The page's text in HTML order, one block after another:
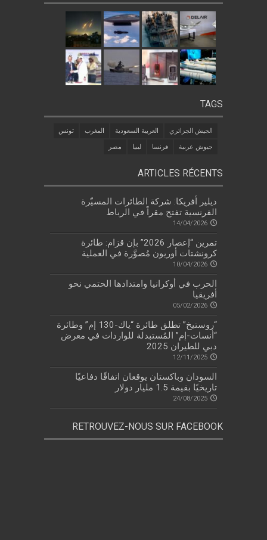
TAGS
الجيش الجزائري العربية السعودية المغرب تونس
جيوش عربية فرنسا ليبيا مصر
ARTICLES RÉCENTS
ديلير أفريكا: شركة الطائرات المسيّرة
الفرنسية تفتح مقراً في الرباط
14/04/2026
تمرين “إعصار 2026” بإن قزام: طائرة
كرونشتات أوريون مُصوَّرة في العملية
10/04/2026
الحرب في أوكرانيا وامتدادها الحتمي نحو
أفريقيا
05/02/2026
“روستيخ” تطلق طائرة “ياك-130 إم” وطائرة
“أنسات-إم” المُستبدلة للواردات في معرض
دبي للطيران 2025
12/11/2025
السودان وباكستان يوقعان اتفاقًا دفاعيًا
تاريخيًا بقيمة 1.5 مليار دولار
24/08/2025
RETROUVEZ-NOUS SUR FACEBOOK